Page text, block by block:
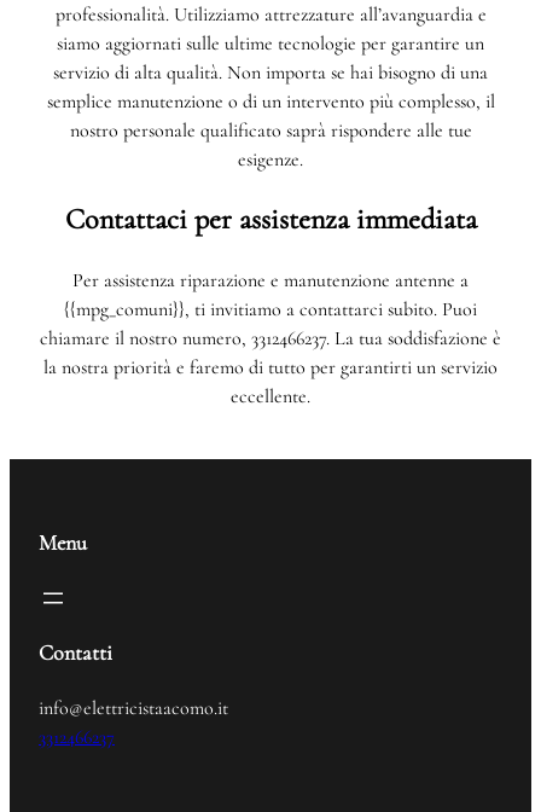
professionalità. Utilizziamo attrezzature all’avanguardia e
siamo aggiornati sulle ultime tecnologie per garantire un
servizio di alta qualità. Non importa se hai bisogno di una
semplice manutenzione o di un intervento più complesso, il
nostro personale qualificato saprà rispondere alle tue
esigenze.
Contattaci per assistenza immediata
Per assistenza riparazione e manutenzione antenne a
{{mpg_comuni}}, ti invitiamo a contattarci subito. Puoi
chiamare il nostro numero, 3312466237. La tua soddisfazione è
la nostra priorità e faremo di tutto per garantirti un servizio
eccellente.
Menu
Contatti
info@elettricistaacomo.it
3312466237